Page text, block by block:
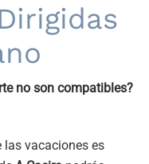
no son compatibles?
las vacaciones es